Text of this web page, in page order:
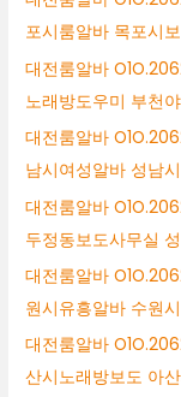
포시룸알바 목포시
대전룸알바
노래방도우미 부천
대전룸알바
남시여성알바 성남
대전룸알바
두정동보도사무실
대전룸알바
원시유흥알바 수원
대전룸알바
산시노래방보도 아